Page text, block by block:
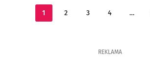
1 2 3 4 …
REKLAMA